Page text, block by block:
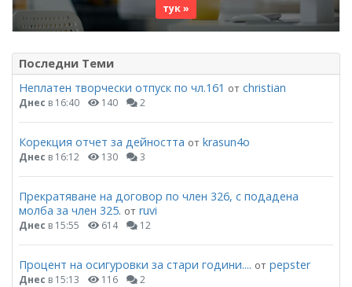
тук »
Последни Теми
Неплатен творчески отпуск по чл.161 от christian
Днес в 16:40 140 2
Корекция отчет за дейността от krasun4o
Днес в 16:12 130 3
Прекратяване на договор по член 326, с подадена
молба за член 325. от ruvi
Днес в 15:55 614 12
Процент на осигуровки за стари години.... от pepster
Днес в 15:13 116 2